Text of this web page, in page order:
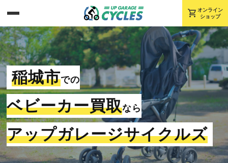
shopping_cart オンライン
ショップ
稲城市での
ベビーカー買取なら
アップガレージサイクルズ